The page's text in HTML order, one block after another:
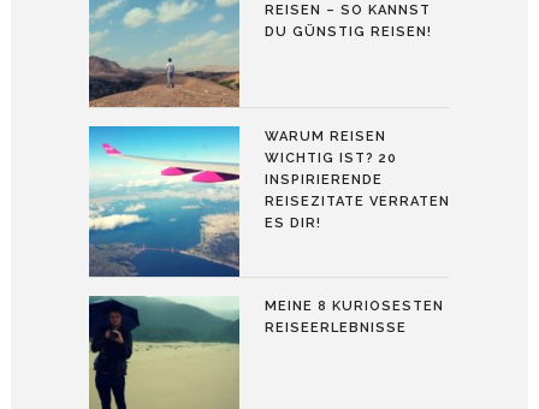
REISEN – SO KANNST
DU GÜNSTIG REISEN!
WARUM REISEN
WICHTIG IST? 20
INSPIRIERENDE
REISEZITATE VERRATEN
ES DIR!
MEINE 8 KURIOSESTEN
REISEERLEBNISSE